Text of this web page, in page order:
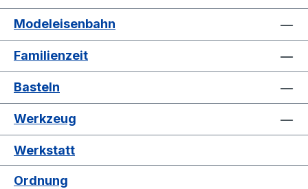
Modeleisenbahn
Familienzeit
Basteln
Werkzeug
Werkstatt
Ordnung